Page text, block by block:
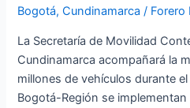
Bogotá,Cundinamarca / Forero
La Secretaría de Movilidad
Cundinamarca acompañará la
millones de vehículos durante
Bogotá-Región se
festivo